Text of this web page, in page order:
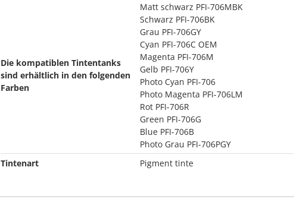
Die kompatiblen Tintentanks
sind erhältlich in den folgenden
Farben
Matt schwarz PFI-706MBK
Schwarz PFI-706BK
Grau PFI-706GY
Cyan PFI-706C OEM
Magenta PFI-706M
Gelb PFI-706Y
Photo Cyan PFI-706
Photo Magenta PFI-706LM
Rot PFI-706R
Green PFI-706G
Blue PFI-706B
Photo Grau PFI-706PGY
Tintenart
Pigment tinte